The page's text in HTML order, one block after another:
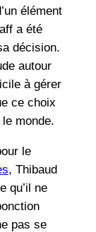
élément
a été
décision.
autour
à gérer
ce choix
monde.
le
, Thibaud
qu’il ne
pas se